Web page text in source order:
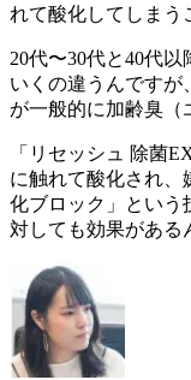
れて酸化してしまう
20代〜30代と40代
いくの違うんですが、
が一般的に加齢臭（
「リセッシュ 除菌
に触れて酸化され、
化ブロック 」とい
対しても効果がある